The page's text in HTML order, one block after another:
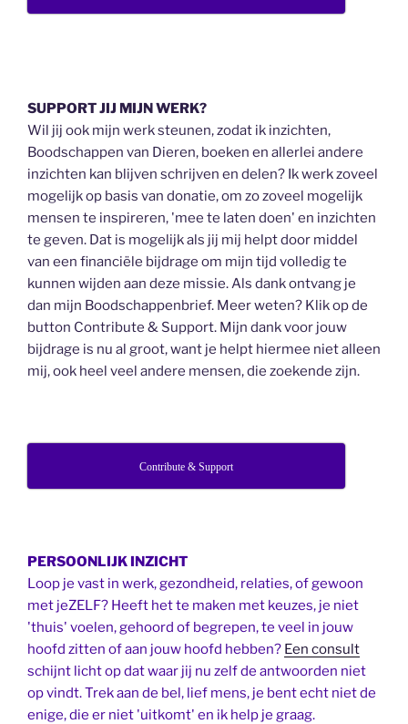
SUPPORT JIJ MIJN WERK?
Wil jij ook mijn werk steunen, zodat ik inzichten,
Boodschappen van Dieren, boeken en allerlei andere
inzichten kan blijven schrijven en delen? Ik werk zoveel
mogelijk op basis van donatie, om zo zoveel mogelijk
mensen te inspireren, 'mee te laten doen' en inzichten
te geven. Dat is mogelijk als jij mij helpt door middel
van een financiële bijdrage om mijn tijd volledig te
kunnen wijden aan deze missie. Als dank ontvang je
dan mijn Boodschappenbrief. Meer weten? Klik op de
button Contribute & Support. Mijn dank voor jouw
bijdrage is nu al groot, want je helpt hiermee niet alleen
mij, ook heel veel andere mensen, die zoekende zijn.
Contribute & Support
PERSOONLIJK INZICHT
Loop je vast in werk, gezondheid, relaties, of gewoon
met jeZELF? Heeft het te maken met keuzes, je niet
'thuis' voelen, gehoord of begrepen, te veel in jouw
hoofd zitten of aan jouw hoofd hebben? Een consult
schijnt licht op dat waar jij nu zelf de antwoorden niet
op vindt. Trek aan de bel, lief mens, je bent echt niet de
enige, die er niet 'uitkomt' en ik help je graag.